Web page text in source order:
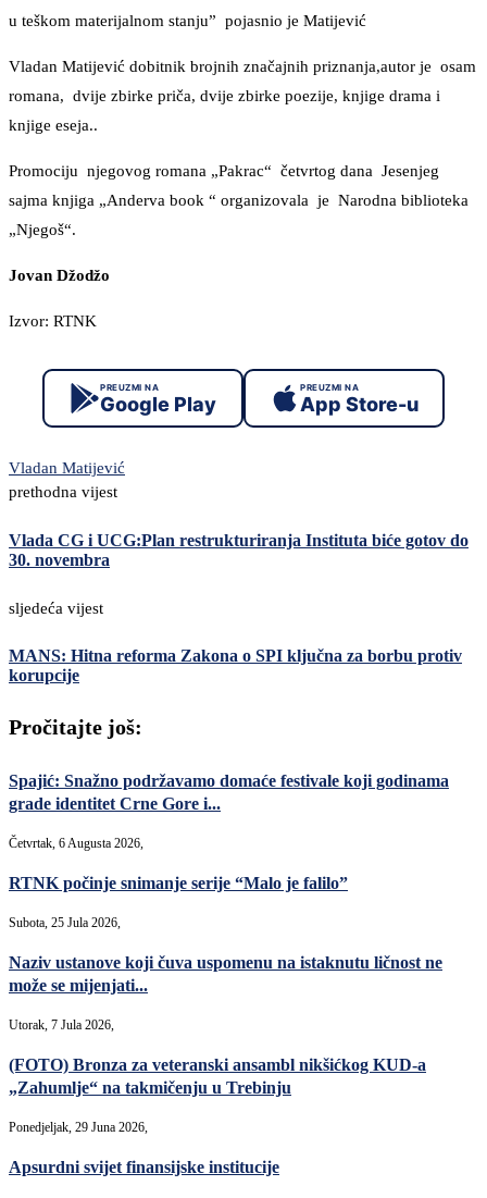
u teškom materijalnom stanju” pojasnio je Matijević
Vladan Matijević dobitnik brojnih značajnih priznanja,autor je osam
romana, dvije zbirke priča, dvije zbirke poezije, knjige drama i
knjige eseja..
Promociju njegovog romana „Pakrac“ četvrtog dana Jesenjeg
sajma knjiga „Anderva book “ organizovala je Narodna biblioteka
„Njegoš“.
Jovan Džodžo
Izvor: RTNK
PREUZMI NA
Google Play
PREUZMI NA
App Store-u
Vladan Matijević
prethodna vijest
Vlada CG i UCG:Plan restrukturiranja Instituta biće gotov do
30. novembra
sljedeća vijest
MANS: Hitna reforma Zakona o SPI ključna za borbu protiv
korupcije
Pročitajte još:
Spajić: Snažno podržavamo domaće festivale koji godinama
grade identitet Crne Gore i...
Četvrtak, 6 Augusta 2026,
RTNK počinje snimanje serije “Malo je falilo”
Subota, 25 Jula 2026,
Naziv ustanove koji čuva uspomenu na istaknutu ličnost ne
može se mijenjati...
Utorak, 7 Jula 2026,
(FOTO) Bronza za veteranski ansambl nikšićkog KUD-a
„Zahumlje“ na takmičenju u Trebinju
Ponedjeljak, 29 Juna 2026,
Apsurdni svijet finansijske institucije